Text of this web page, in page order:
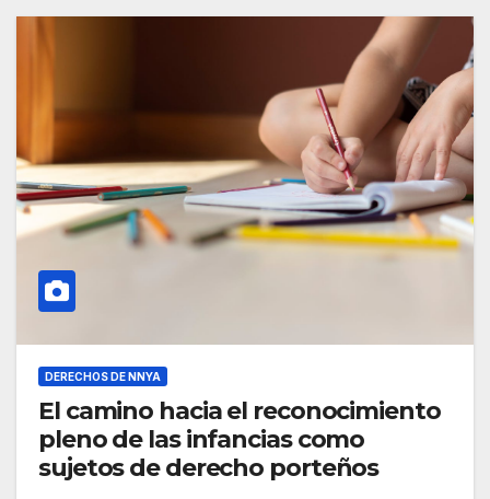
DERECHOS DE NNYA
El camino hacia el reconocimiento
pleno de las infancias como
sujetos de derecho porteños